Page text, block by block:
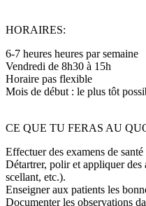
HORAIRES:
6-7 heures heures par semaine
Vendredi de 8h30 à 15h
Horaire pas flexible
Mois de début : le plus tôt
CE QUE TU FERAS AU
Effectuer des examens de
Détartrer, polir et appliquer
scellant, etc.).
Enseigner aux patients les
Documenter les observations